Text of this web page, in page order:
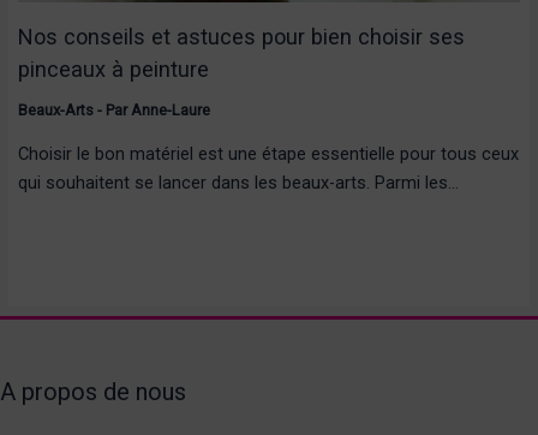
Nos conseils et astuces pour bien choisir ses
pinceaux à peinture
Beaux-Arts- Par Anne-Laure
Choisir le bon matériel est une étape essentielle pour tous ceux
qui souhaitent se lancer dans les beaux-arts. Parmi les…
A propos de nous